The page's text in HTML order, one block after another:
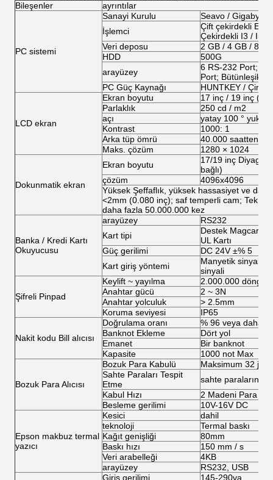
Bileşenler
ayrıntılar
PC sistemi
Sanayi Kurulu
Seavo / Gigabyte
İşlemci
Çift çekirdekli
Çekirdekli I3 / I5 /
Veri deposu
2 GB / 4 GB / 8 GB
HDD
500G
arayüzey
6 RS-232 Port; 1
Port; Bütünleşik
PC Güç Kaynağı
HUNTKEY / Çin
LCD ekran
Ekran boyutu
17 inç / 19 inç (8
Parlaklık
250 cd / m2
açı
yatay 100 °
Kontrast
1000: 1
Arka tüp ömrü
40.000 saatten
Maks. çözüm
1280 × 1024
Dokunmatik ekran
Ekran boyutu
17/19 inç
bağlı)
çözüm
4096x4096
Yüksek Şeffaflık, yüksek hassasiyet ve
<2mm (0.080 inç); saf temperli cam; Tek
daha fazla 50.000.000 kez
Banka / Kredi Kartı
Okuyucusu
arayüzey
RS232
Kart tipi
Destek Magcard,
UL Kartı
Güç gerilimi
DC 24V ±% 5
Kart giriş yöntemi
Manyetik sinyal,
sinyali
Şifreli Pinpad
Keylift ~ yayılma
2.000.000 döngü
Anahtar gücü
2 ~ 3N
Anahtar yolculuk
> 2.5mm
Koruma seviyesi
IP65
Nakit kodu Bill alıcısı
Doğrulama oranı
% 96 veya daha
Banknot Ekleme
Dört yol
Emanet
Bir banknot
Kapasite
1000 not Max
Bozuk Para Alıcısı
Bozuk Para Kabulü
Maksimum 32
Sahte Paraları Tespit
Etme
sahte paraların
Kabul Hızı
2 Madeni Para /
Besleme gerilimi
10V-16V DC
Epson makbuz termal
yazıcı
Kesici
dahil
teknoloji
Termal baskı
Kağıt genişliği
80mm
Baskı hızı
150 mm / s
Veri arabelleği
4KB
arayüzey
RS232, USB
Giriş gerilimi
145-290va